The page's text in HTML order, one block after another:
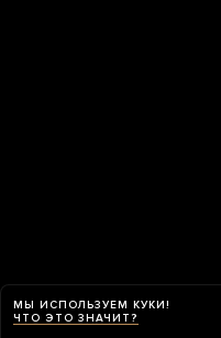
МЫ ИСПОЛЬЗУЕМ КУКИ!
ЧТО ЭТО ЗНАЧИТ?